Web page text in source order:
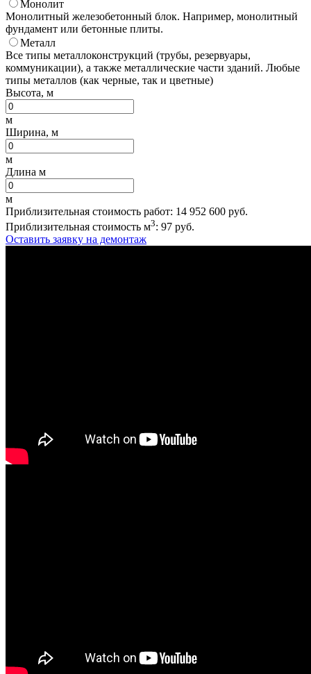
Монолит
Монолитный железобетонный блок. Например, монолитный
фундамент или бетонные плиты.
Металл
Все типы металлоконструкций (трубы, резервуары,
коммуникации), а также металлические части зданий. Любые
типы металлов (как черные, так и цветные)
Высота, м
м
Ширина, м
м
Длина м
м
Приблизительная стоимость работ: 14 952 600 руб.
Приблизительная стоимость м3: 97 руб.
Оставить заявку на демонтаж